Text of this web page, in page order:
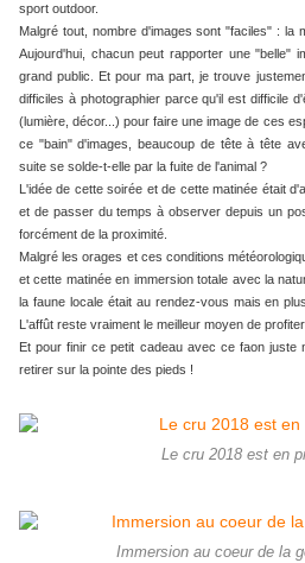
sport outdoor.
Malgré tout, nombre d'images sont "faciles" : la
Aujourd'hui, chacun peut rapporter une "belle"
grand public. Et pour ma part, je trouve
difficiles à photographier parce qu'il est difficile
(lumière, décor...) pour faire une image de ces
ce "bain" d'images, beaucoup de tête à tête
suite se solde-t-elle par la fuite de l'animal ?
L'idée de cette soirée et de cette matinée était
et de passer du temps à observer depuis un
forcément de la proximité.
Malgré les orages et ces conditions
et cette matinée en immersion totale avec la
la faune locale était au rendez-vous mais en
L'affût reste vraiment le meilleur moyen de
Et pour finir ce petit cadeau avec ce faon
retirer sur la pointe des pieds !
Le cru 2018 est en
Immersion au coeur de la